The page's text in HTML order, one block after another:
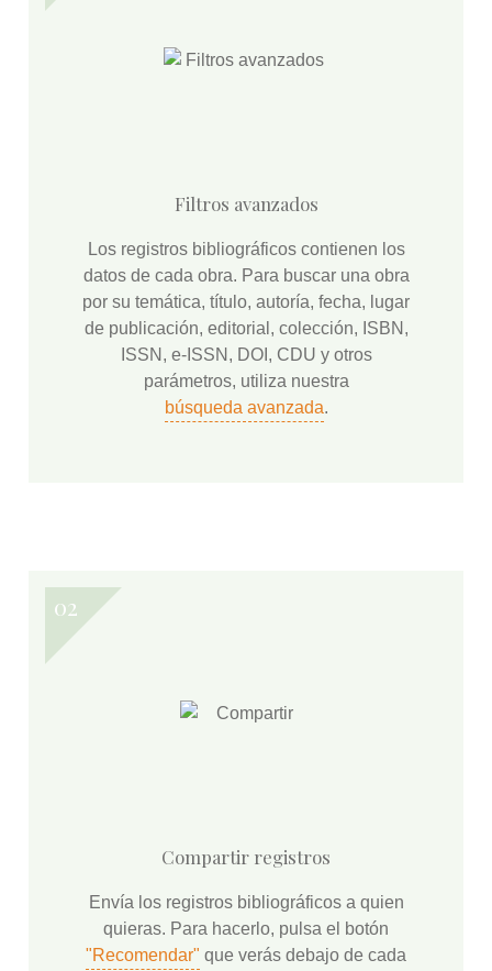
Filtros avanzados
Los registros bibliográficos contienen los
datos de cada obra. Para buscar una obra
por su temática, título, autoría, fecha, lugar
de publicación, editorial, colección, ISBN,
ISSN, e-ISSN, DOI, CDU y otros
parámetros, utiliza nuestra
búsqueda avanzada.
Compartir registros
Envía los registros bibliográficos a quien
quieras. Para hacerlo, pulsa el botón
"Recomendar" que verás debajo de cada